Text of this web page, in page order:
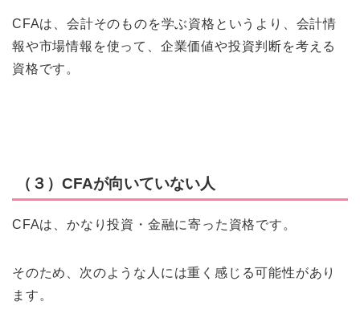
CFAは、会計そのものを学ぶ資格というより、会計情
報や市場情報を使って、企業価値や投資判断を考える
資格です。
（３）CFAが向いていない人
CFAは、かなり投資・金融に寄った資格です。
そのため、次のような人には重く感じる可能性があり
ます。